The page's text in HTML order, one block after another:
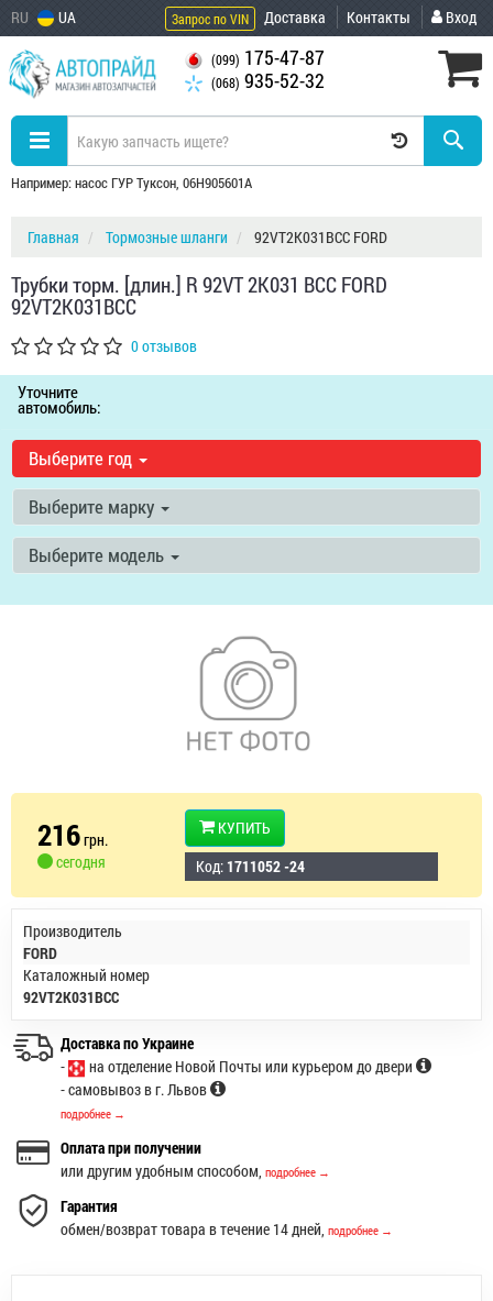
RU UA Запрос по VIN Доставка Контакты Вход
(099) 175-47-87
(068) 935-52-32
Например: насос ГУР Туксон, 06H905601A
Главная Тормозные шланги 92VT2K031BCC FORD
Трубки торм. [длин.] R 92VT 2K031 BCC FORD
92VT2K031BCC
0 отзывов
Уточните
автомобиль:
Выберите год
Выберите марку
Выберите модель
216грн.
сегодня
КУПИТЬ
Код: 1711052 -24
Производитель
FORD
Каталожный номер
92VT2K031BCC
Доставка по Украине
-
на отделение Новой Почты или курьером до двери
- самовывоз в г. Львов
подробнее →
Оплата при получении
или другим удобным способом, подробнее →
Гарантия
обмен/возврат товара в течение 14 дней, подробнее →